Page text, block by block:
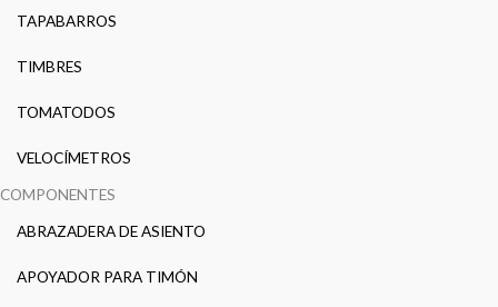
TAPABARROS
TIMBRES
TOMATODOS
VELOCÍMETROS
COMPONENTES
ABRAZADERA DE ASIENTO
APOYADOR PARA TIMÓN